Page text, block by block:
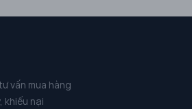
vấn mua hàng
khiếu nại